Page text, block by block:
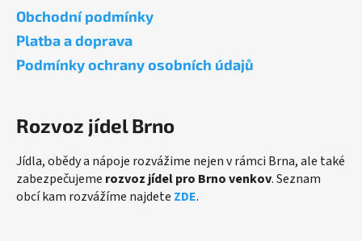
Obchodní podmínky
Platba a doprava
Podmínky ochrany osobních údajů
Rozvoz jídel Brno
Jídla, obědy a nápoje rozvážime nejen v rámci Brna, ale také
zabezpečujeme rozvoz jídel pro Brno venkov. Seznam
obcí kam rozvážíme najdete ZDE.